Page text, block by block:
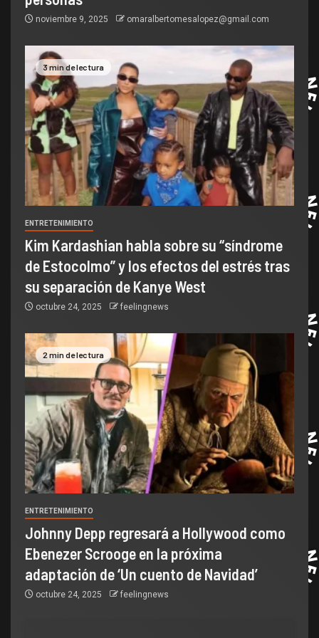
noviembre 9, 2025 omaralbertomesalopez@gmail.com
3 min de lectura
ENTRETENIMIENTO
Kim Kardashian habla sobre su “síndrome
de Estocolmo” y los efectos del estrés tras
su separación de Kanye West
octubre 24, 2025 feelingnews
2 min de lectura
ENTRETENIMIENTO
Johnny Depp regresará a Hollywood como
Ebenezer Scrooge en la próxima
adaptación de ‘Un cuento de Navidad’
octubre 24, 2025 feelingnews